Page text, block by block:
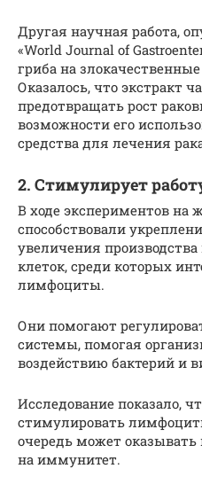
Другая научная работа,
«World Journal of
гриба на
Оказалось, что экстракт
предотвращать рост
возможности его
средства для лечения
2. Стимулирует
В ходе экспериментов на
способствовали
увеличения
клеток, среди которых
лимфоциты.
Они помогают
системы, помогая
воздействию бактерий и
Исследование показало,
стимулировать
очередь может
на иммунитет.